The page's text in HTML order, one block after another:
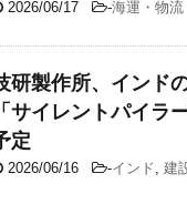
2026/06/17 -海運・物流
研製作所、インド
「サイレントパイラ
定
2026/06/16 -インド, 建